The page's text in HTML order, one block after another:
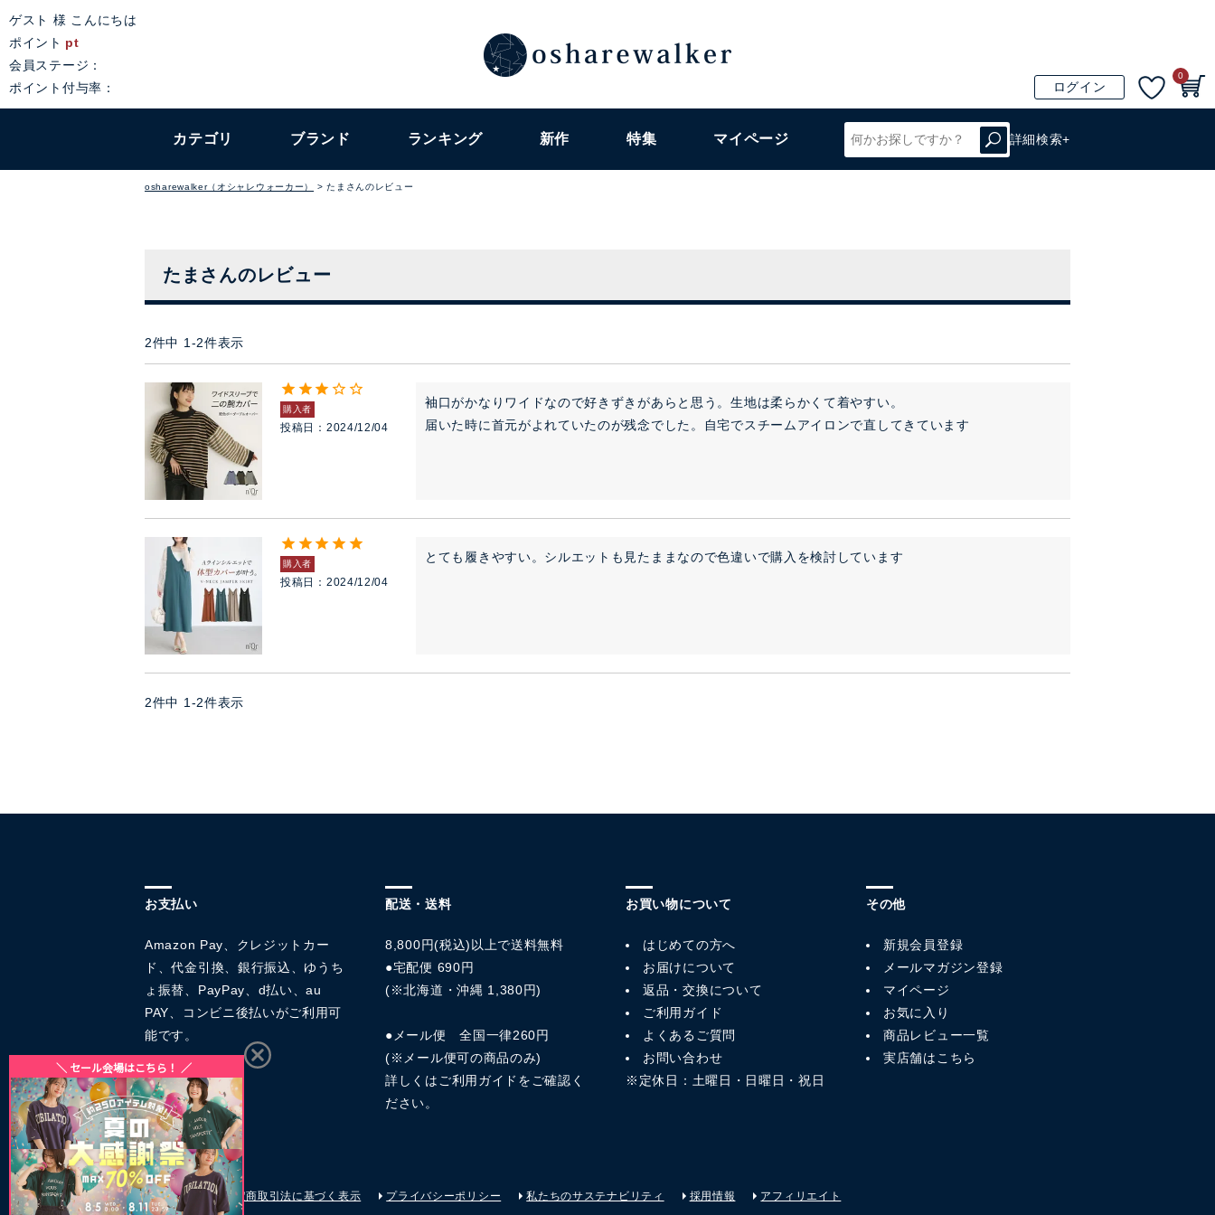
ゲスト 様 こんにちは
ポイント pt
会員ステージ：
ポイント付与率：
ログイン
0
カテゴリ ブランド ランキング 新作 特集 マイページ 詳細検索+
osharewalker（オシャレウォーカー） たまさんのレビュー
たまさんのレビュー
2件中 1 -2件表示
購入者
投稿日 2024/12/04
袖口がかなりワイドなので好きずきがあらと思う。生地は柔らかくて着やすい。
届いた時に首元がよれていたのが残念でした。自宅でスチームアイロンで直してきています
購入者
投稿日 2024/12/04
とても履きやすい。シルエットも見たままなので色違いで購入を検討しています
2件中 1 -2件表示
お支払い
Amazon Pay、クレジットカー
ド、代金引換、銀行振込、ゆうち
ょ振替、PayPay、d払い、au
PAY、コンビニ後払いがご利用可
能です。
配送・送料
8,800円(税込)以上で送料無料
●宅配便 690円
(※北海道・沖縄 1,380円)
●メール便 全国一律260円
(※メール便可の商品のみ)
詳しくは ご利用ガイド をご確認く
ださい。
お買い物について
はじめての方へ
お届けについて
返品・交換について
ご利用ガイド
よくあるご質問
お問い合わせ
※定休日：土曜日・日曜日・祝日
その他
新規会員登録
メールマガジン登録
マイページ
お気に入り
商品レビュー一覧
実店舗はこちら
会社概要 特定商取引法に基づく表示 プライバシーポリシー 私たちのサステナビリティ 採用情報 アフィリエイト